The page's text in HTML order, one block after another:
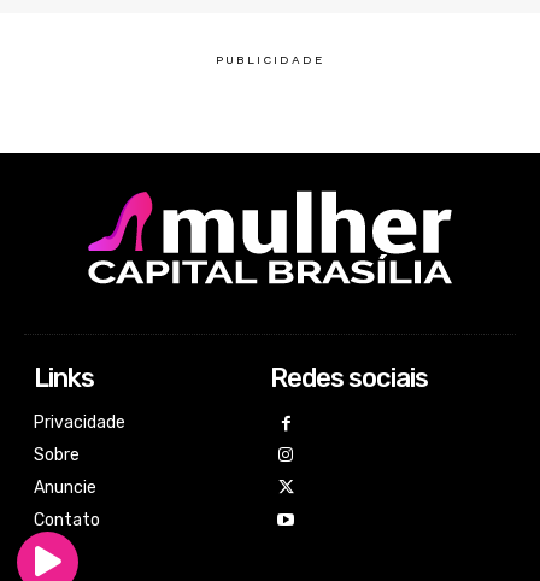
Links
Privacidade
Sobre
Anuncie
Contato
Redes sociais